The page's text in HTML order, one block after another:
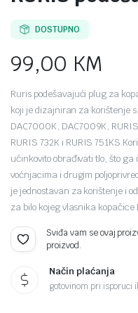
DOSTUPNO
99,00 KM
Ruris podešavajući plug za
koji je dizajniran za korištenje
DAC7000K, DAC7009K,
RURIS 732K i RURIS
učinkovito obrađivati tlo, što
voćnjacima i drugim
je jednostavan za korištenje i
za bilo kojeg vlasnika kopačice
Sviđa vam se ovaj
proizvod.
Način plaćanja
gotovinom pri isporuci